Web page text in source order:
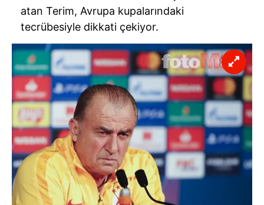
atan Terim, Avrupa kupalarındaki
tecrübesiyle dikkati çekiyor.